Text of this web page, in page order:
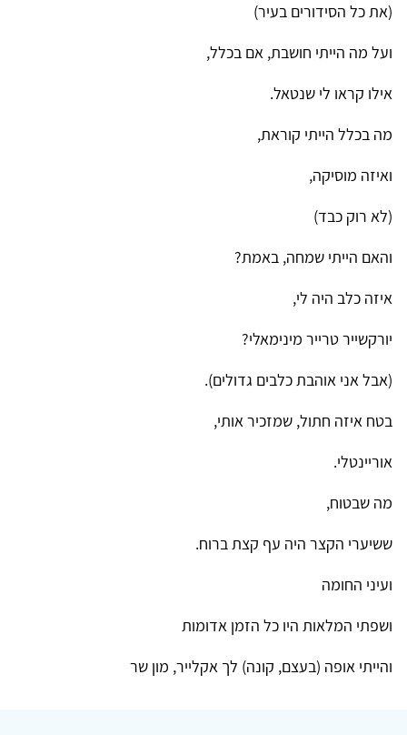
(את כל הסידורים בעיר)
ועל מה הייתי חושבת, אם בכלל,
אילו קראו לי שנטאל.
מה בכלל הייתי קוראת,
ואיזה מוסיקה,
(לא רוק כבד)
והאם הייתי שמחה, באמת?
איזה כלב היה לי,
יורקשייר טרייר מינימאלי?
(אבל אני אוהבת כלבים גדולים).
בטח איזה חתול, שמזכיר אותי,
אוריינטלי.
מה שבטוח,
ששיערי הקצר היה עף קצת ברוח.
ועיני החומה
ושפתי המלאות היו כל הזמן אדומות
והייתי אופה (בעצם, קונה) לך אקלייר, מון שר